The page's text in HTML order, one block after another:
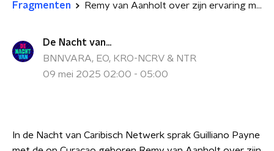
Fragmenten Remy van Aanholt over zijn ervaring met seksueel misbruik: ''Miljoenen mannen zijn slachtoffer''
De Nacht van...
BNNVARA, EO, KRO-NCRV & NTR
09 mei 2025 02:00 - 05:00
In de Nacht van Caribisch Netwerk sprak Guilliano Payne